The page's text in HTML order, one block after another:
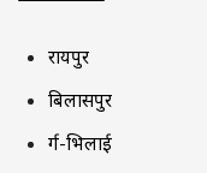
रायपुर
बिलासपुर
दुर्ग-भिलाई